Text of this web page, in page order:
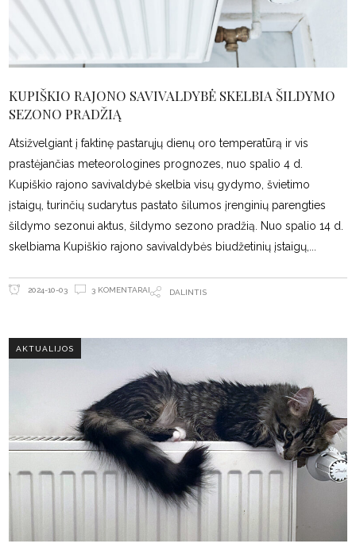
KUPIŠKIO RAJONO SAVIVALDYBĖ SKELBIA ŠILDYMO
SEZONO PRADŽIĄ
Atsižvelgiant į faktinę pastarųjų dienų oro temperatūrą ir vis
prastėjančias meteorologines prognozes, nuo spalio 4 d.
Kupiškio rajono savivaldybė skelbia visų gydymo, švietimo
įstaigų, turinčių sudarytus pastato šilumos įrenginių parengties
šildymo sezonui aktus, šildymo sezono pradžią. Nuo spalio 14 d.
skelbiama Kupiškio rajono savivaldybės biudžetinių įstaigų,
2024-10-03 3 KOMENTARAI DALINTIS
AKTUALIJOS